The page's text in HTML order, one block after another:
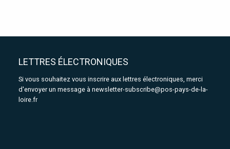
LETTRES ÉLECTRONIQUES
Si vous souhaitez vous inscrire aux lettres électroniques, merci
d'envoyer un message à newsletter-subscribe@pos-pays-de-la-
loire.fr